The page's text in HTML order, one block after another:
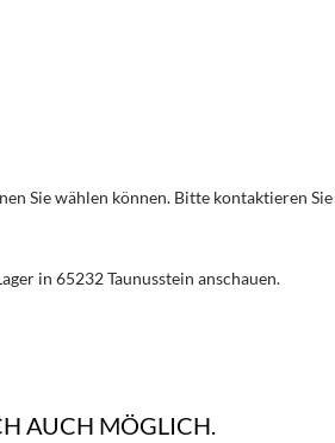
Sie wählen können. Bitte kontaktieren
in 65232 Taunusstein anschauen.
AUCH MÖGLICH.